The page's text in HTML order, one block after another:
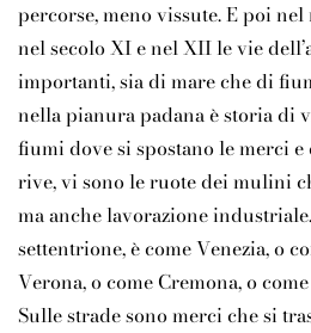
percorse, meno vissute. E poi
nel secolo XI e nel XII le vie
importanti, sia di mare che di
nella pianura padana è storia di
fiumi dove si spostano le merci e
rive, vi sono le ruote dei mulini
ma anche lavorazione
settentrione, è come Venezia, o
Verona, o come Cremona, o
Sulle strade sono merci che si